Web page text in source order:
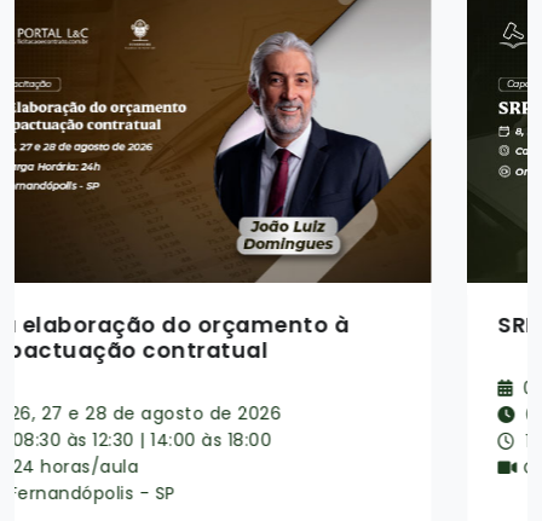
SRP e Credenciamento
08:30 às 12:30
16 horas/aula
Online ao Vivo